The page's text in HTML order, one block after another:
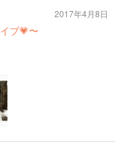
ブ💗〜
2017年4月8日